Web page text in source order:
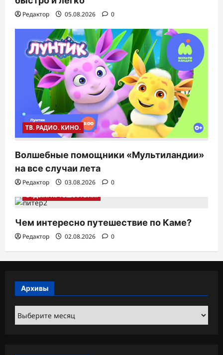
Редактор 05.08.2026 0
ТВ. РАДИО. КИНО.
Волшебные помощники «Мультиландии»
на все случаи лета
Редактор 03.08.2026
0
ОТДЫХ. ПУТЕШЕСТВИЯ.
Чем интересно путешествие по Каме?
Редактор 02.08.2026 0
Архивы
Архивы